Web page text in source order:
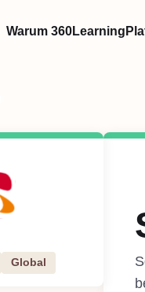
Warum 360Learning
Global